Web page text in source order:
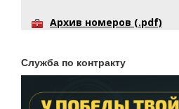
Архив номеров (.pdf)
Служба по контракту